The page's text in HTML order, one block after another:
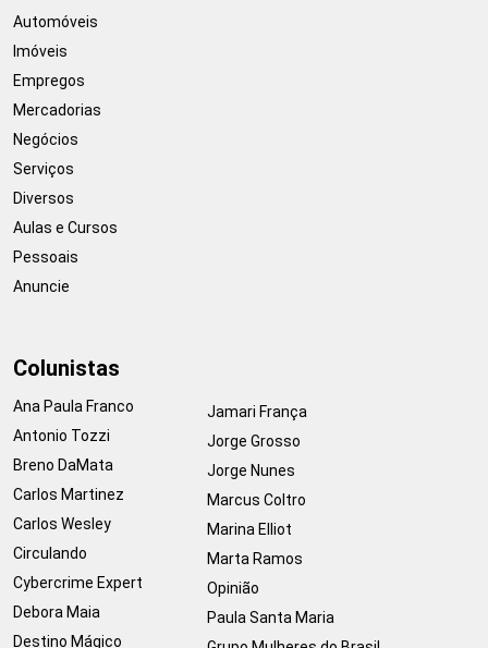
Automóveis
Imóveis
Empregos
Mercadorias
Negócios
Serviços
Diversos
Aulas e Cursos
Pessoais
Anuncie
Colunistas
Ana Paula Franco
Antonio Tozzi
Breno DaMata
Carlos Martinez
Carlos Wesley
Circulando
Cybercrime Expert
Debora Maia
Destino Mágico
Jamari França
Jorge Grosso
Jorge Nunes
Marcus Coltro
Marina Elliot
Marta Ramos
Opinião
Paula Santa Maria